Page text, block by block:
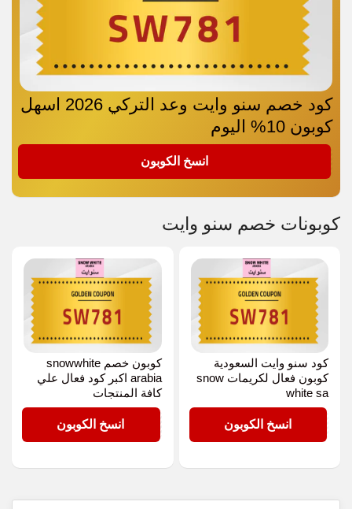
كود خصم سنو وايت وعد التركي 2026 اسهل
كوبون 10% اليوم
انسخ الكوبون
كوبونات خصم سنو وايت
كود سنو وايت السعودية
كوبون فعال لكريمات snow
white sa
SW781انسخ الكوبون
كوبون خصم snowwhite
arabia اكبر كود فعال علي
كافة المنتجات
SW781انسخ الكوبون